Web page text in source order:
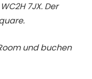
7JX. Der
und buchen